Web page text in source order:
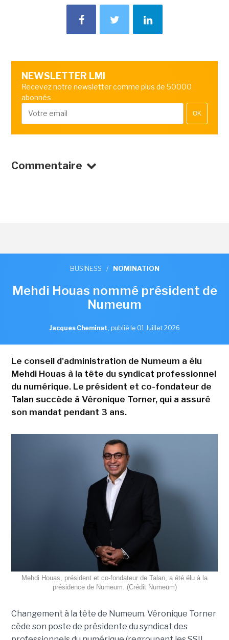
NEWSLETTER LMI
Recevez notre newsletter comme plus de 50000
abonnés
OK
Commentaire
BUSINESS / NOMINATION
Mehdi Houas nommé président de
Numeum
Jacques Cheminat, publié le 01 Juillet 2026
Le conseil d'administration de Numeum a élu
Mehdi Houas à la tête du syndicat professionnel
du numérique. Le président et co-fondateur de
Talan succède à Véronique Torner, qui a assuré
son mandat pendant 3 ans.
Mehdi Houas, président et co-fondateur de Talan, a été élu à la
présidence de Numeum. (Crédit Numeum)
Changement à la tête de Numeum. Véronique Torner
cède son poste de présidente du syndicat des